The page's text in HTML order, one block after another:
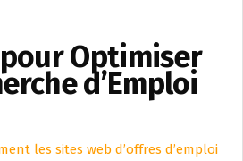
Optimiser
d’Emploi
les sites web d’offres d’emploi